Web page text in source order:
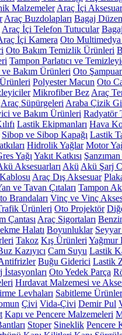
Malzemeler Araç İçi Aksesuar
Araç Buzdolapları Bagaj
Araç İçi Telefon Tutucular
İçi Kamera Oto
Oto Bakım Temizlik Ürünleri
Tampon Parlatıcı ve
Bakım Ürünleri Oto
Ürünleri Polyester Macun Oto
Mikrofiber Bez Araç
Araç Süpürgeleri Araba Çizik
ve Bakım Ürünleri Radyatör
Lastik Ekipmanları Hava
Sibop ve Sibop Kapağı Lastik
Hidrolik Yağlar Motor
Yağı Yakıt Katkısı
Aksesuarları Akü Akü Şarj
Araç Dış Aksesuar
ve Tavan Çıtaları Tampon
Brandaları Vinç ve Vinç
Ürünleri Oto Projektör
Çantası Araç Sigortaları
Halatı Boyunluklar
Takoz Kış Ürünleri Yağmur
Kazıyıcı Cam Suyu Lastik
Buğu Giderici Lastik
İstasyonları Oto Yedek Parça
Hırdavat Malzemesi ve
Levhaları Sabitleme
Çivi Vida-Çivi Demir Pul
Kapı ve Pencere Malzemeleri
Stoper Sineklik Pencere